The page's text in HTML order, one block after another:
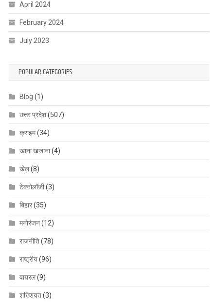
April 2024
February 2024
July 2023
POPULAR CATEGORIES
Blog (1)
उत्तर प्रदेश(507)
क्राइम(34)
खाना खजाना(4)
खेल(8)
टेक्नोलॉजी(3)
बिहार(35)
मनोरंजन(12)
राजनीति(78)
राष्ट्रीय(96)
वायरल(9)
शख्शियत(3)